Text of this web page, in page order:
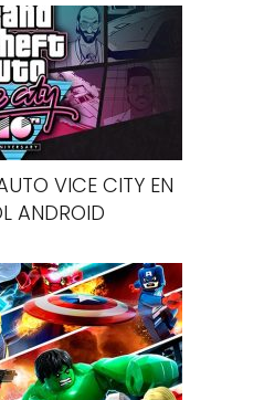
VICE CITY EN
ANDROID